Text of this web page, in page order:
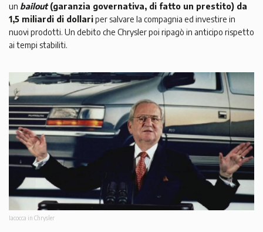
un bailout(garanzia governativa, di fatto un prestito) da
1,5 miliardi di dollariper salvare la compagnia ed investire in
nuovi prodotti. Un debito che Chrysler poi ripagò in anticipo rispetto
ai tempi stabiliti.
Iacocca in Chrysler